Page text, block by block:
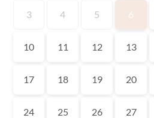
3 4 5 6
10 11 12 13
17 18 19 20
24 25 26 27